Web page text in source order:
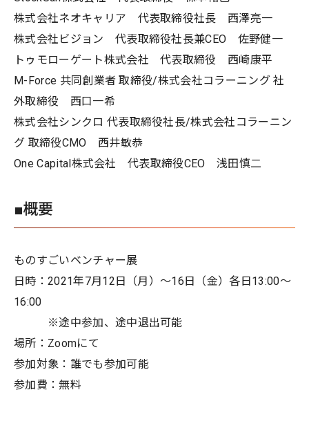
株式会社ネオキャリア 代表取締役社長 西澤亮一
株式会社ビジョン 代表取締役社長兼CEO 佐野健一
トゥモローゲート株式会社 代表取締役 西崎康平
M-Force 共同創業者 取締役/株式会社コラーニング 社
外取締役 西口一希
株式会社シンクロ 代表取締役社長/株式会社コラーニン
グ 取締役CMO 西井敏恭
One Capital株式会社 代表取締役CEO 浅田慎二
■概要
ものすごいベンチャー展
日時：2021年7月12日（月）～16日（金）各日13:00～
16:00
※途中参加、途中退出可能
場所：Zoomにて
参加対象：誰でも参加可能
参加費：無料